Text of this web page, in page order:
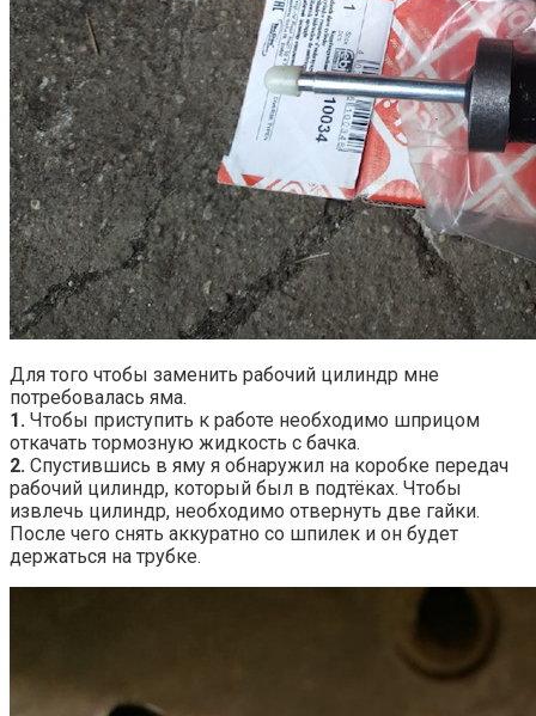
Для того чтобы заменить рабочий цилиндр мне
потребовалась яма.
1. Чтобы приступить к работе необходимо шприцом
откачать тормозную жидкость с бачка.
2. Спустившись в яму я обнаружил на коробке передач
рабочий цилиндр, который был в подтёках. Чтобы
извлечь цилиндр, необходимо отвернуть две гайки.
После чего снять аккуратно со шпилек и он будет
держаться на трубке.